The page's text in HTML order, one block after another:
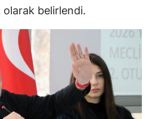
belirlendi.